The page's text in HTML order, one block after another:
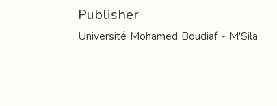
Publisher
Université Mohamed Boudiaf - M'Sila